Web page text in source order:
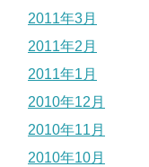
2011年3月
2011年2月
2011年1月
2010年12月
2010年11月
2010年10月